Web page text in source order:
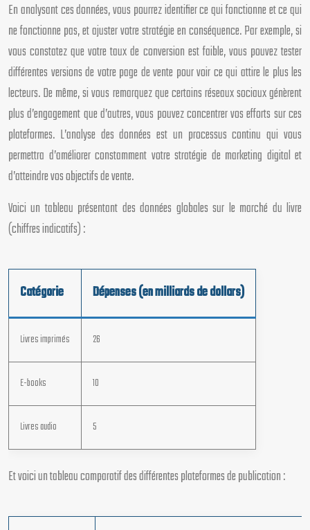
En analysant ces données, vous pourrez identifier ce qui fonctionne et ce qui
ne fonctionne pas, et ajuster votre stratégie en conséquence. Par exemple, si
vous constatez que votre taux de conversion est faible, vous pouvez tester
différentes versions de votre page de vente pour voir ce qui attire le plus les
lecteurs. De même, si vous remarquez que certains réseaux sociaux génèrent
plus d’engagement que d’autres, vous pouvez concentrer vos efforts sur ces
plateformes. L’analyse des données est un processus continu qui vous
permettra d’améliorer constamment votre stratégie de marketing digital et
d’atteindre vos objectifs de vente.
Voici un tableau présentant des données globales sur le marché du livre
(chiffres indicatifs) :
Catégorie Dépenses (en milliards de dollars)
Livres imprimés 26
E-books 10
Livres audio 5
Et voici un tableau comparatif des différentes plateformes de publication :